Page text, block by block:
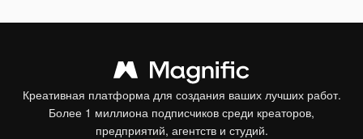
Креативная платформа для создания ваших лучших работ.
Более 1 миллиона подписчиков среди креаторов,
предприятий, агентств и студий.